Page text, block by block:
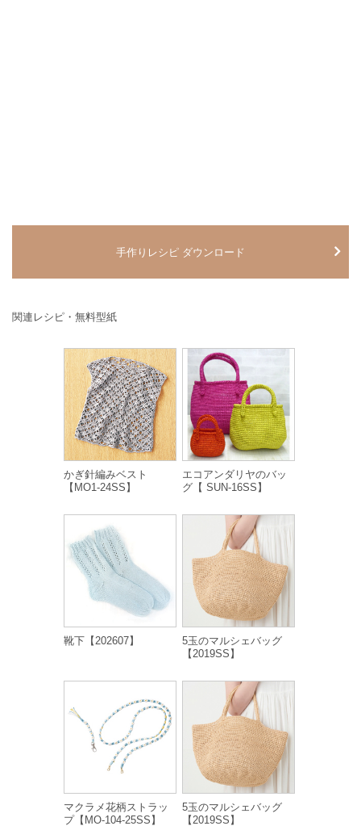
手作りレシピ ダウンロード
関連レシピ・無料型紙
かぎ針編みベスト
【MO1-24SS】
エコアンダリヤのバッ
グ【 SUN-16SS】
靴下【202607】
5玉のマルシェバッグ
【2019SS】
マクラメ花柄ストラッ
プ【MO-104-25SS】
5玉のマルシェバッグ
【2019SS】